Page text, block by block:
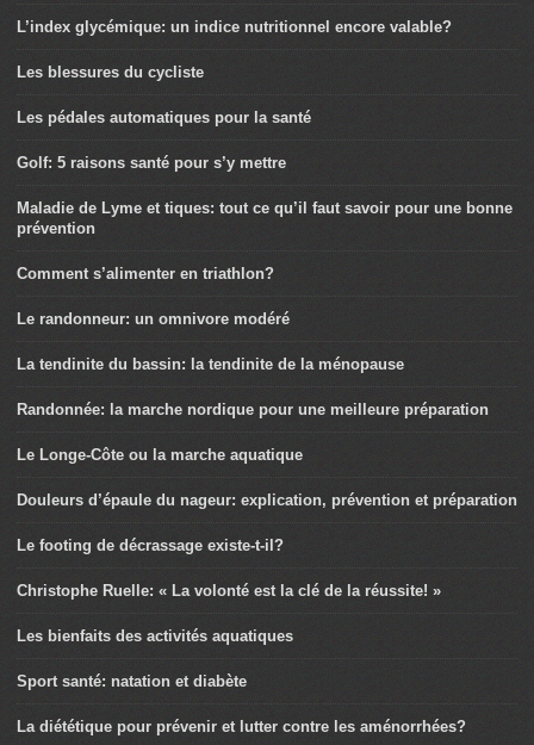
L’index glycémique: un indice nutritionnel encore valable?
Les blessures du cycliste
Les pédales automatiques pour la santé
Golf: 5 raisons santé pour s’y mettre
Maladie de Lyme et tiques: tout ce qu’il faut savoir pour une bonne
prévention
Comment s’alimenter en triathlon?
Le randonneur: un omnivore modéré
La tendinite du bassin: la tendinite de la ménopause
Randonnée: la marche nordique pour une meilleure préparation
Le Longe-Côte ou la marche aquatique
Douleurs d’épaule du nageur: explication, prévention et préparation
Le footing de décrassage existe-t-il?
Christophe Ruelle: « La volonté est la clé de la réussite! »
Les bienfaits des activités aquatiques
Sport santé: natation et diabète
La diététique pour prévenir et lutter contre les aménorrhées?